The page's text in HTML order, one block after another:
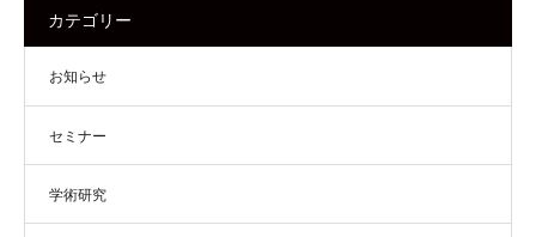
カテゴリー
お知らせ
セミナー
学術研究